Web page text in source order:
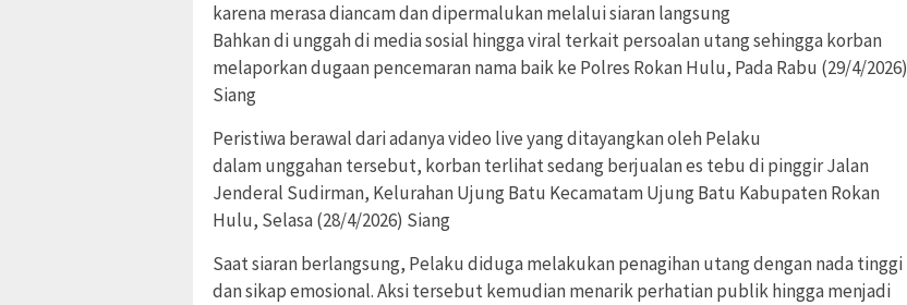
karena merasa diancam dan dipermalukan melalui siaran langsung
Bahkan di unggah di media sosial hingga viral terkait persoalan utang sehingga korban
melaporkan dugaan pencemaran nama baik ke Polres Rokan Hulu, Pada Rabu (29/4/2026)
Siang
Peristiwa berawal dari adanya video live yang ditayangkan oleh Pelaku
dalam unggahan tersebut, korban terlihat sedang berjualan es tebu di pinggir Jalan
Jenderal Sudirman, Kelurahan Ujung Batu Kecamatam Ujung Batu Kabupaten Rokan
Hulu, Selasa (28/4/2026) Siang
Saat siaran berlangsung, Pelaku diduga melakukan penagihan utang dengan nada tinggi
dan sikap emosional. Aksi tersebut kemudian menarik perhatian publik hingga menjadi